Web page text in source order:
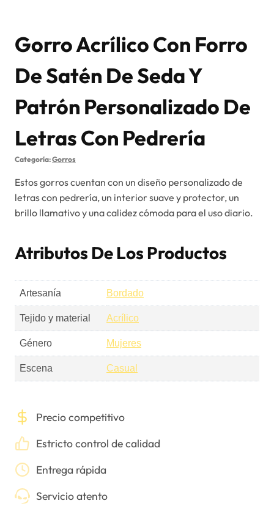
Gorro Acrílico Con Forro
De Satén De Seda Y
Patrón Personalizado De
Letras Con Pedrería
Categoría:Gorros
Estos gorros cuentan con un diseño personalizado de
letras con pedrería, un interior suave y protector, un
brillo llamativo y una calidez cómoda para el uso diario.
Atributos De Los Productos
Artesanía Bordado
Tejido y material Acrílico
Género Mujeres
Escena Casual
Precio competitivo
Estricto control de calidad
Entrega rápida
Servicio atento